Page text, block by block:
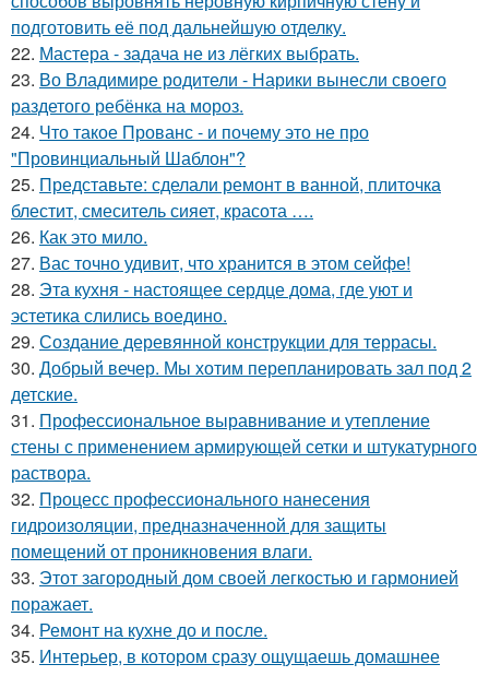
подготовить её под дальнейшую отделку.
22. Мастера - задача не из лёгких выбрать.
23. Во Владимире родители - Нарики вынесли своего
раздетого ребёнка на мороз.
24. Что такое Прованс - и почему это не про
"Провинциальный Шаблон"?
25. Представьте: сделали ремонт в ванной, плиточка
блестит, смеситель сияет, красота ….
26. Как это мило.
27. Вас точно удивит, что хранится в этом сейфе!
28. Эта кухня - настоящее сердце дома, где уют и
эстетика слились воедино.
29. Создание деревянной конструкции для террасы.
30. Добрый вечер. Мы хотим перепланировать зал под 2
детские.
31. Профессиональное выравнивание и утепление
стены с применением армирующей сетки и штукатурного
раствора.
32. Процесс профессионального нанесения
гидроизоляции, предназначенной для защиты
помещений от проникновения влаги.
33. Этот загородный дом своей легкостью и гармонией
поражает.
34. Ремонт на кухне до и после.
35. Интерьер, в котором сразу ощущаешь домашнее